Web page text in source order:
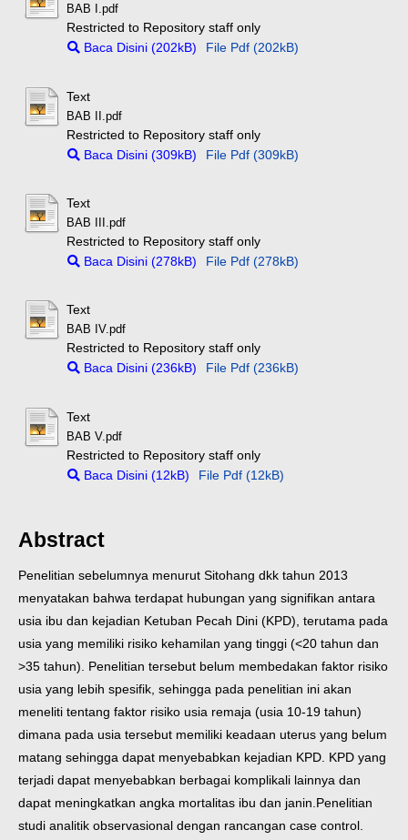
BAB I.pdf
Restricted to Repository staff only
Baca Disini (202kB)
File Pdf (202kB)
Text
BAB II.pdf
Restricted to Repository staff only
Baca Disini (309kB)
File Pdf (309kB)
Text
BAB III.pdf
Restricted to Repository staff only
Baca Disini (278kB)
File Pdf (278kB)
Text
BAB IV.pdf
Restricted to Repository staff only
Baca Disini (236kB)
File Pdf (236kB)
Text
BAB V.pdf
Restricted to Repository staff only
Baca Disini (12kB)
File Pdf (12kB)
Abstract
Penelitian sebelumnya menurut Sitohang dkk tahun 2013
menyatakan bahwa terdapat hubungan yang signifikan antara
usia ibu dan kejadian Ketuban Pecah Dini (KPD), terutama pada
usia yang memiliki risiko kehamilan yang tinggi (<20 tahun dan
>35 tahun). Penelitian tersebut belum membedakan faktor risiko
usia yang lebih spesifik, sehingga pada penelitian ini akan
meneliti tentang faktor risiko usia remaja (usia 10-19 tahun)
dimana pada usia tersebut memiliki keadaan uterus yang belum
matang sehingga dapat menyebabkan kejadian KPD. KPD yang
terjadi dapat menyebabkan berbagai komplikali lainnya dan
dapat meningkatkan angka mortalitas ibu dan janin. Penelitian
studi analitik observasional dengan rancangan case control.